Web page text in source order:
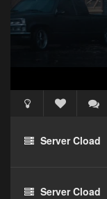
Haz clic 3
Server Cload
Server Cload